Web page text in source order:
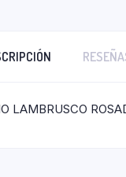
LAMBRUSCO